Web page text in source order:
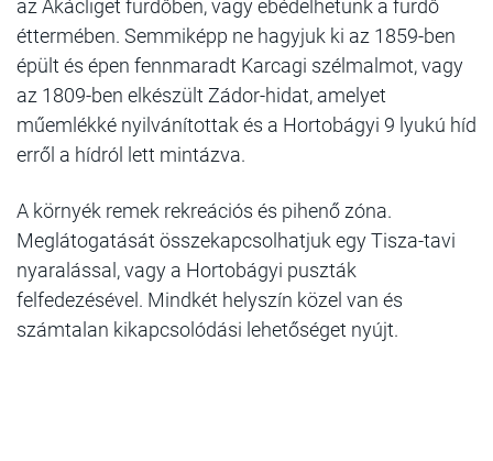
az Akácliget fürdőben, vagy ebédelhetünk a fürdő
éttermében. Semmiképp ne hagyjuk ki az 1859-ben
épült és épen fennmaradt Karcagi szélmalmot, vagy
az 1809-ben elkészült Zádor-hidat, amelyet
műemlékké nyilvánítottak és a Hortobágyi 9 lyukú híd
erről a hídról lett mintázva.
A környék remek rekreációs és pihenő zóna.
Meglátogatását összekapcsolhatjuk egy Tisza-tavi
nyaralással, vagy a Hortobágyi puszták
felfedezésével. Mindkét helyszín közel van és
számtalan kikapcsolódási lehetőséget nyújt.